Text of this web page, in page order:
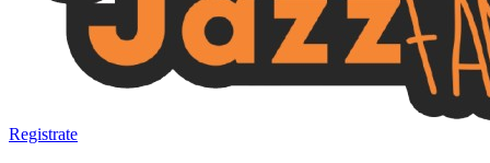
Registrate